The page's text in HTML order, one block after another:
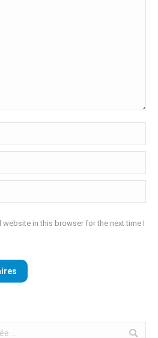
website in this browser for the next time I